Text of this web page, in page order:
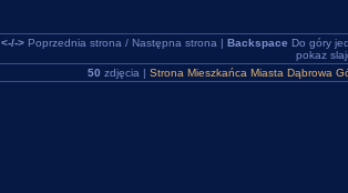
<-/->Poprzednia strona / Następna strona | Backspace Do góry
pokaz
50 zdjęcia | Strona Mieszkańca Miasta Dąbrowa